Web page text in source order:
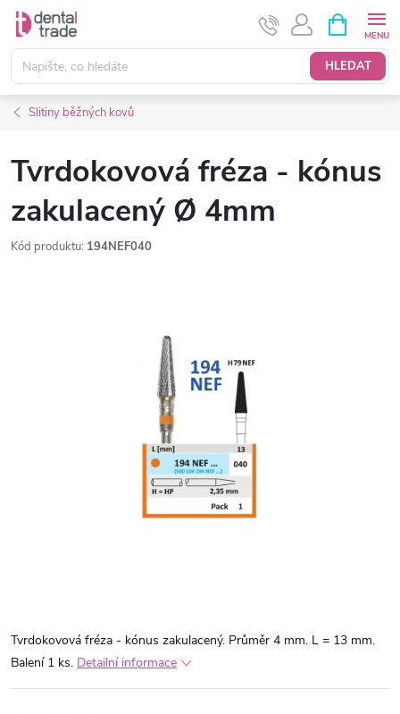
Přejít
obsah
HLEDAT
NÁKUPNÍ
KOŠÍK
Slitiny běžných kovů
Tvrdokovová fréza - kónus
zakulacený Ø 4mm
Kód produktu: 194NEF040
Tvrdokovová fréza - kónus zakulacený. Průměr 4 mm. L = 13 mm.
Balení 1 ks. Detailní informace